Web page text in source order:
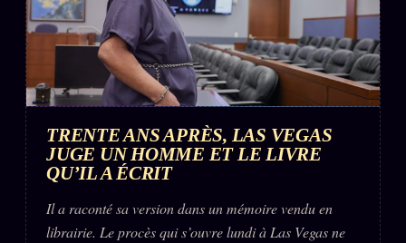
TRENTE ANS APRÈS, LAS VEGAS
JUGE UN HOMME ET LE LIVRE
QU’IL A ÉCRIT
Il a raconté sa version dans un mémoire vendu en
librairie. Le procès qui s’ouvre lundi à Las Vegas ne